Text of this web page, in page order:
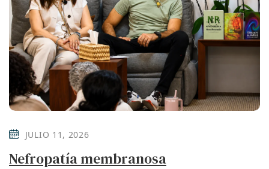
JULIO 11, 2026
Nefropatía membranosa